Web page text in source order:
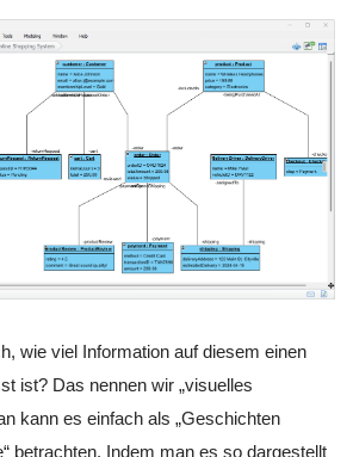
wie viel Information auf diesem einen
ist? Das nennen wir „visuelles
kann es einfach als „Geschichten
betrachten. Indem man es so dargestellt